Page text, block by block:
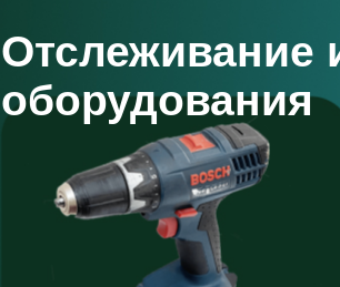
Отслеживание
оборудования